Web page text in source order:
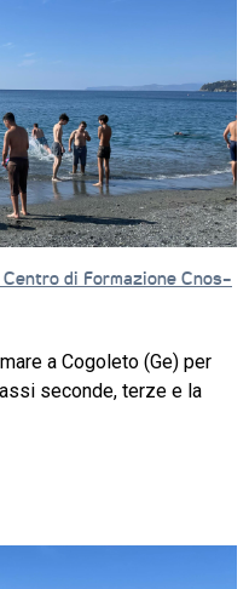
di Formazione Cnos-
a Cogoleto (Ge) per
seconde, terze e la